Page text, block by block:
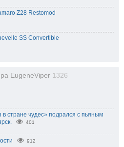
Z28 Restomod
SS Convertible
EugeneViper 1326
в стране чудес» подрался с пьяным
401
912